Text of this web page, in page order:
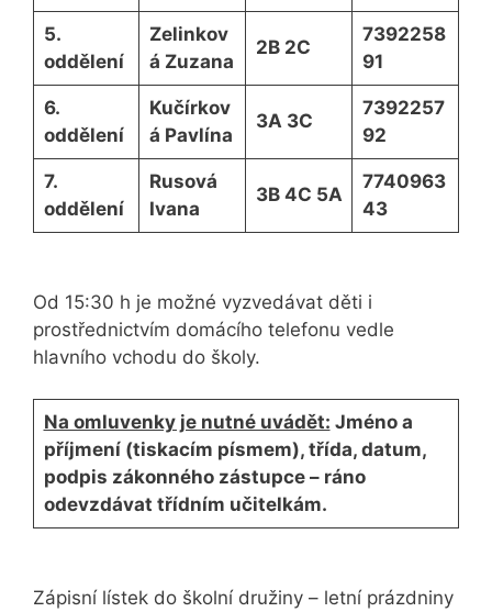
5.
oddělení
Zelinkov
á Zuzana
2B 2C
7392258
91
6.
oddělení
Kučírkov
á Pavlína
3A 3C
7392257
92
7.
oddělení
Rusová
Ivana
3B 4C 5A
7740963
43
Od 15:30 h je možné vyzvedávat děti i
prostřednictvím domácího telefonu vedle
hlavního vchodu do školy.
Na omluvenky je nutné uvádět: Jméno a
příjmení (tiskacím písmem), třída, datum,
podpis zákonného zástupce – ráno
odevzdávat třídním učitelkám.
Zápisní lístek do školní družiny – letní prázdniny